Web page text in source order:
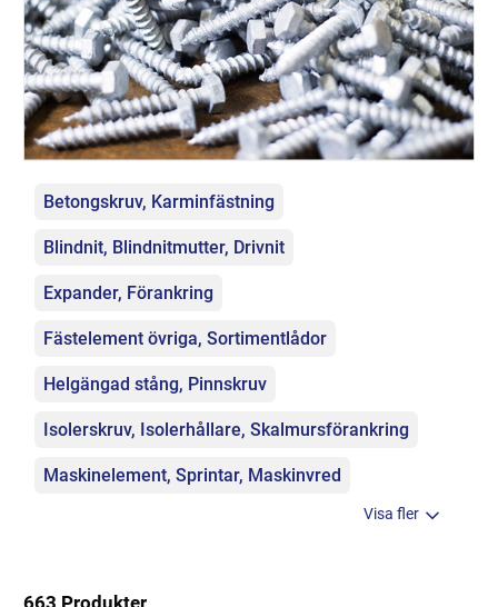
Kategorier
Betongskruv, Karminfästning
Blindnit, Blindnitmutter, Drivnit
Expander, Förankring
Fästelement övriga, Sortimentlådor
Helgängad stång, Pinnskruv
Isolerskruv, Isolerhållare, Skalmursförankring
Maskinelement, Sprintar, Maskinvred
Visa fler
663 Produkter